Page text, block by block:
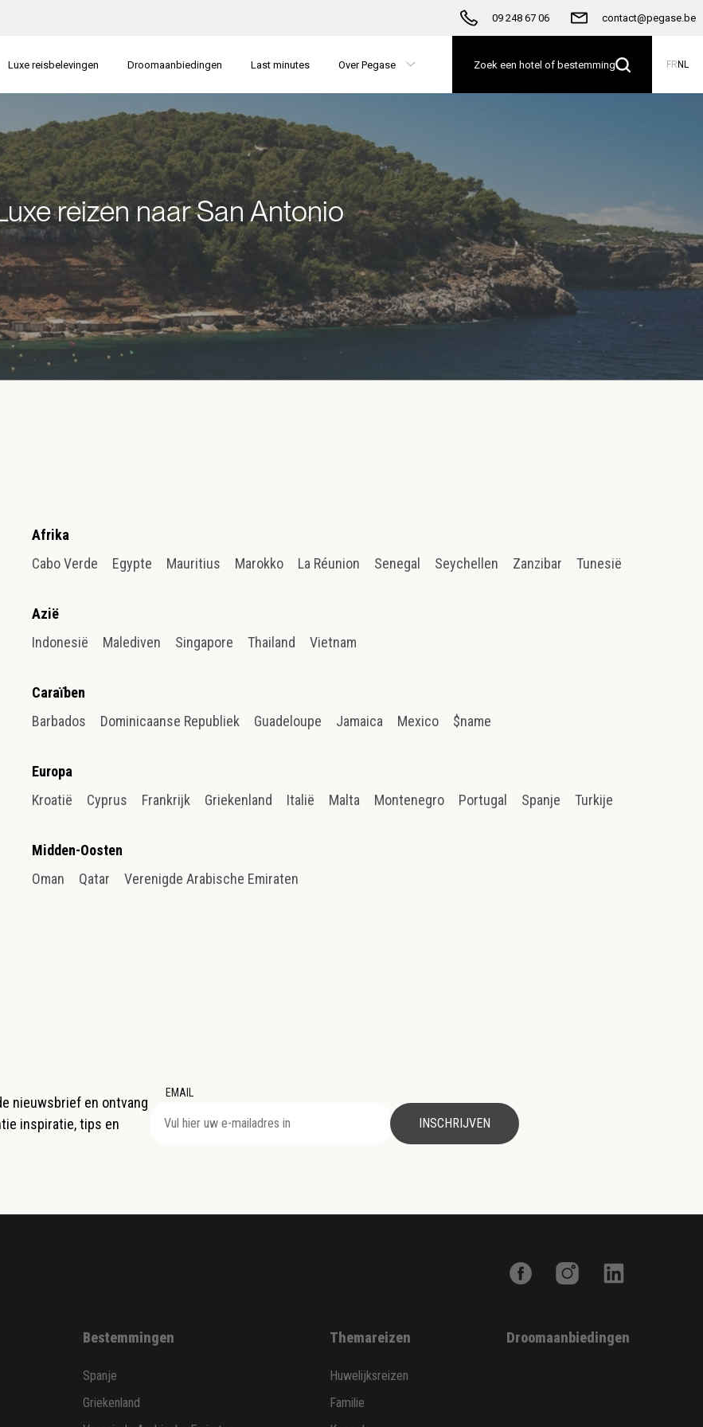
09 248 67 06 contact@pegase.be
Luxe reisbelevingen Droomaanbiedingen Last minutes Over Pegase Zoek een hotel of bestemming FR NL
reizen naar San Antonio
Afrika
Cabo Verde
Egypte Mauritius Marokko La Réunion Senegal Seychellen Zanzibar Tunesië
Azië
Indonesië
Malediven Singapore Thailand Vietnam
Caraïben
Barbados
Dominicaanse Republiek Guadeloupe Jamaica Mexico $name
Europa
Kroatië
Cyprus Frankrijk Griekenland Italië Malta Montenegro Portugal Spanje Turkije
Midden-Oosten
Oman
Qatar Verenigde Arabische Emiraten
nieuwsbrief en ontvang
inspiratie, tips en
EMAIL
INSCHRIJVEN
Bestemmingen
Spanje
Griekenland
Themareizen
Huwelijksreizen
Familie
Droomaanbiedingen